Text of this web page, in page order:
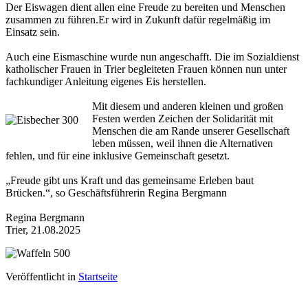
Der Eiswagen dient allen eine Freude zu bereiten und Menschen
zusammen zu führen.Er wird in Zukunft dafür regelmäßig im
Einsatz sein.
Auch eine Eismaschine wurde nun angeschafft. Die im Sozialdienst
katholischer Frauen in Trier begleiteten Frauen können nun unter
fachkundiger Anleitung eigenes Eis herstellen.
Mit diesem und anderen kleinen und großen
Festen werden Zeichen der Solidarität mit
Menschen die am Rande unserer Gesellschaft
leben müssen, weil ihnen die Alternativen
fehlen, und für eine inklusive Gemeinschaft gesetzt.
„Freude gibt uns Kraft und das gemeinsame Erleben baut
Brücken.“, so Geschäftsführerin Regina Bergmann
Regina Bergmann
Trier, 21.08.2025
Veröffentlicht in Startseite